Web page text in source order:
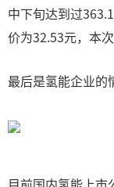
中下旬达到过
价为32.53元，本
最后是氢能企业的